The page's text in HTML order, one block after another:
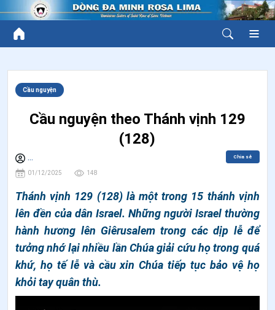
Cầu nguyện
Cầu nguyện theo Thánh vịnh 129
(128)
...
01/12/2025 148
Chia sẻ
Thánh vịnh 129 (128) là một trong 15 thánh vịnh
lên đền của dân Israel. Những người Israel thường
hành hương lên Giêrusalem trong các dịp lễ để
tưởng nhớ lại nhiều lần Chúa giải cứu họ trong quá
khứ, họ tế lễ và cầu xin Chúa tiếp tục bảo vệ họ
khỏi tay quân thù.